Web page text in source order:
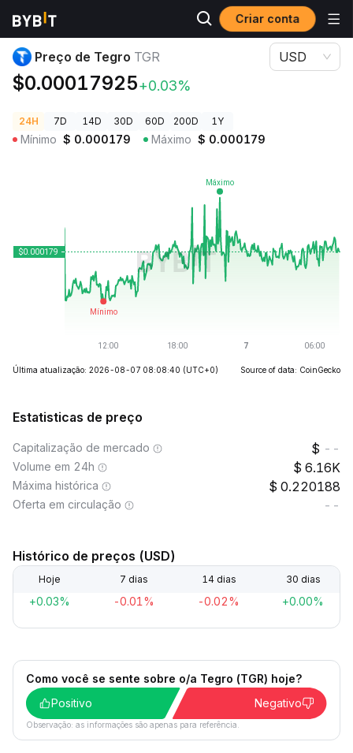
Criar conta
Preços de Criptomoedas Preço de Tegro TGR
Preço de Tegro TGR
$0.00017925+0.03%
USD
24H 7D 14D 30D 60D 200D 1Y
Mínimo $ 0.000179 Máximo $ 0.000179
Última atualização: 2026-08-07 08:08:40 (UTC+0) Source of data: CoinGecko
Estatisticas de preço
Capitalização de mercado --
Volume em 24h 6.16K
Máxima histórica 0.220188
Oferta em circulação --
Histórico de preços (USD)
Hoje 7 dias 14 dias 30 dias
+0.03% -0.01% -0.02% +0.00%
Como você se sente sobre o/a Tegro (TGR) hoje?
Positivo
Negativo
Observação: as informações são apenas para referência.